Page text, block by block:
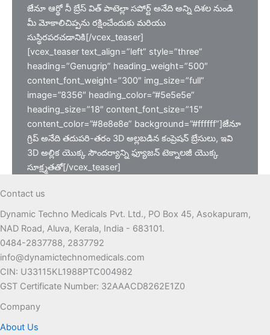
జేనూ ఆర్థో నీ బ్రేస్ విత్ పాటెల్లా సపోర్ట్ అనేది అన్ని దిశల నుండి
మీ మోకాలిచిప్పను రక్షించేందుకు మరియు
సుస్థిరపరచడానికి[/vcex_teaser]
[vcex_teaser text_align=”left” style=”three”
heading=”Genugrip” heading_weight=”500″
content_font_weight=”300″ img_size=”full”
image=”8356″ heading_color=”#5e5e5e”
heading_size=”18″ content_font_size=”15″
content_color=”#8e8e8e” background=”#ffffff”]జేనూ
గ్రిప్ అనేది తదుపరి-తరం 3D అల్లబడిన కంప్రెషన్ బ్రేసులు, ఇవి
3D అల్లిక యొక్క సౌందర్యాన్ని ఫ్యూజన్ టెక్నాలజీ యొక్క
సూక్ష్మతతో[/vcex_teaser]
Contact us
Dynamic Techno Medicals Pvt. Ltd., PO Box 45, Asokapuram,
NAD Road, Aluva, Kerala, India - 683101.
0484-2837788, 2837792
info@dynamictechnomedicals.com
CIN: U33115KL1988PTC004982
GST Certificate Number: 32AAACD8262E1Z0
Company
About Us